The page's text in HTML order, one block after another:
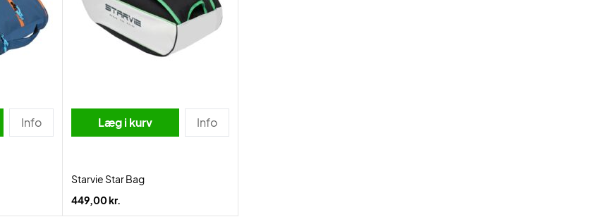
Info Læg i kurv Info
Starvie Star Bag
449,00 kr.